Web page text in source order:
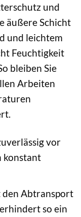
und
äußere Schicht
und leichtem
Feuchtigkeit
bleiben Sie
Arbeiten
vor
konstant
Abtransport
so ein